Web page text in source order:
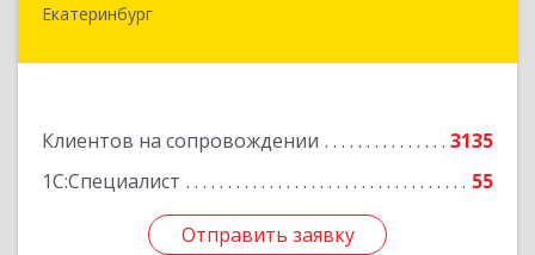
Екатеринбург
Клиентов на сопровождении
3135
1С:Специалист
55
Отправить заявку
620075, Свердловская обл, Екатеринбург г,
Отправить заявку